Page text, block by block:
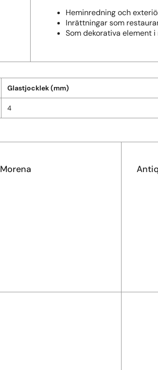
Heminredning och
Inrättningar som
Som dekorativa element
Glastjocklek (mm)
4
Morena